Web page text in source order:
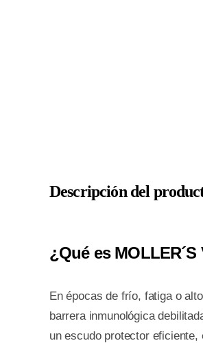
Descripción del
¿Qué es
En épocas de frío, fatiga o
barrera inmunológica
un escudo protector